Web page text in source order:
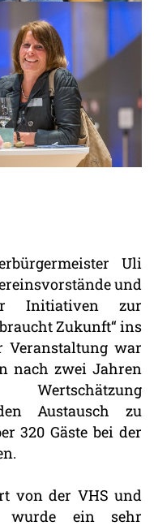
Uli
und
Initiativen zur
Zukunft“ ins
Veranstaltung war
nach zwei Jahren
Austausch zu
320 Gäste bei der
von der VHS und
wurde ein sehr